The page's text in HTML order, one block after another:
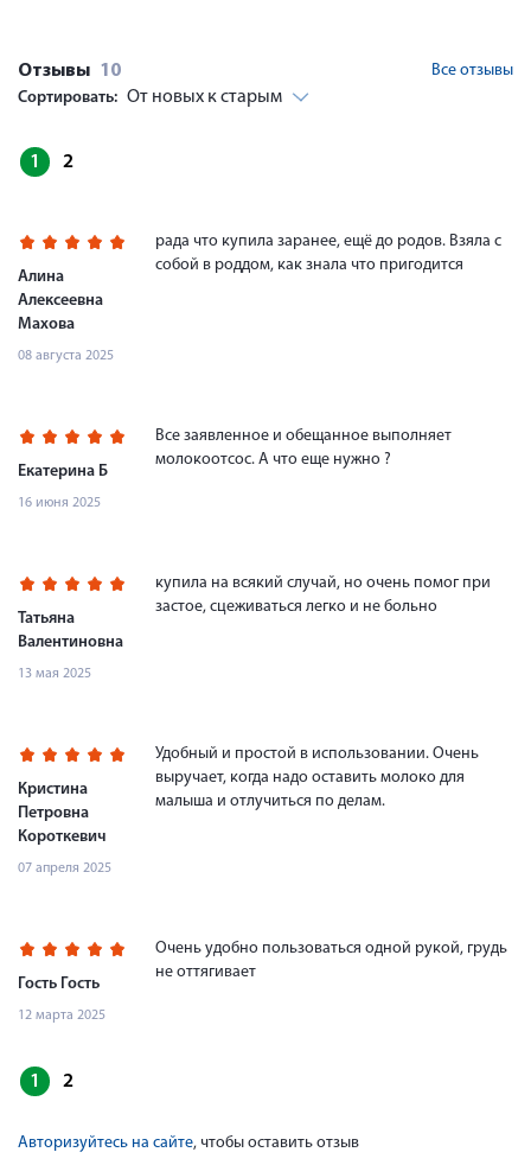
Отзывы 10
Все отзывы
Сортировать: От новых к старым
1 2
Алина
Алексеевна
Махова
08 августа 2025
рада что купила заранее, ещё до родов. Взяла с
собой в роддом, как знала что пригодится
Екатерина Б
16 июня 2025
Все заявленное и обещанное выполняет
молокоотсос. А что еще нужно ?
Татьяна
Валентиновна
13 мая 2025
купила на всякий случай, но очень помог при
застое, сцеживаться легко и не больно
Кристина
Петровна
Короткевич
07 апреля 2025
Удобный и простой в использовании. Очень
выручает, когда надо оставить молоко для
малыша и отлучиться по делам.
Гость Гость
12 марта 2025
Очень удобно пользоваться одной рукой, грудь
не оттягивает
1 2
Авторизуйтесь на сайте, чтобы оставить отзыв